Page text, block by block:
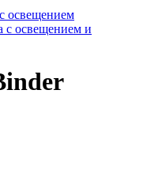
освещением
с освещением и